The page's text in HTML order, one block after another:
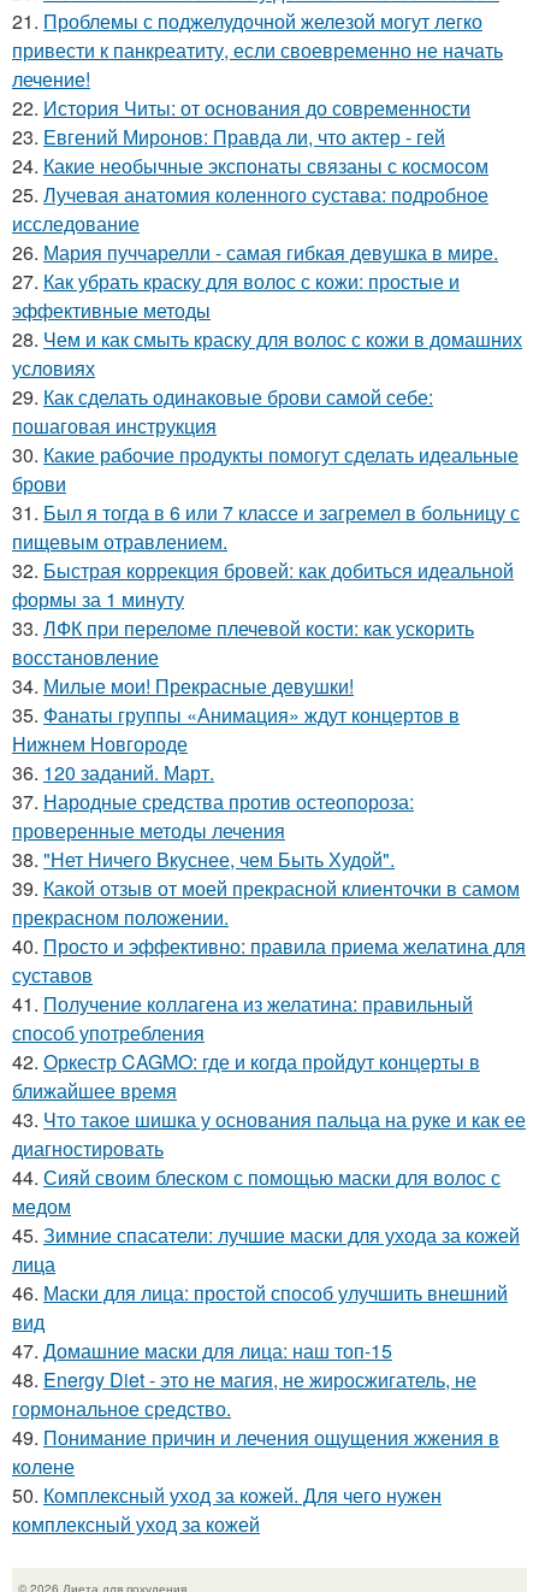
21. Проблемы с поджелудочной железой могут легко
привести к панкреатиту, если своевременно не начать
лечение!
22. История Читы: от основания до современности
23. Евгений Миронов: Правда ли, что актер - гей
24. Какие необычные экспонаты связаны с космосом
25. Лучевая анатомия коленного сустава: подробное
исследование
26. Мария пуччарелли - самая гибкая девушка в мире.
27. Как убрать краску для волос с кожи: простые и
эффективные методы
28. Чем и как смыть краску для волос с кожи в домашних
условиях
29. Как сделать одинаковые брови самой себе:
пошаговая инструкция
30. Какие рабочие продукты помогут сделать идеальные
брови
31. Был я тогда в 6 или 7 классе и загремел в больницу с
пищевым отравлением.
32. Быстрая коррекция бровей: как добиться идеальной
формы за 1 минуту
33. ЛФК при переломе плечевой кости: как ускорить
восстановление
34. Милые мои! Прекрасные девушки!
35. Фанаты группы «Анимация» ждут концертов в
Нижнем Новгороде
36. 120 заданий. Март.
37. Народные средства против остеопороза:
проверенные методы лечения
38. "Нет Ничего Вкуснее, чем Быть Худой".
39. Какой отзыв от моей прекрасной клиенточки в самом
прекрасном положении.
40. Просто и эффективно: правила приема желатина для
суставов
41. Получение коллагена из желатина: правильный
способ употребления
42. Оркестр CAGMO: где и когда пройдут концерты в
ближайшее время
43. Что такое шишка у основания пальца на руке и как ее
диагностировать
44. Сияй своим блеском с помощью маски для волос с
медом
45. Зимние спасатели: лучшие маски для ухода за кожей
лица
46. Маски для лица: простой способ улучшить внешний
вид
47. Домашние маски для лица: наш топ-15
48. Energy Diet - это не магия, не жиросжигатель, не
гормональное средство.
49. Понимание причин и лечения ощущения жжения в
колене
50. Комплексный уход за кожей. Для чего нужен
комплексный уход за кожей
© 2026 Диета для похудения